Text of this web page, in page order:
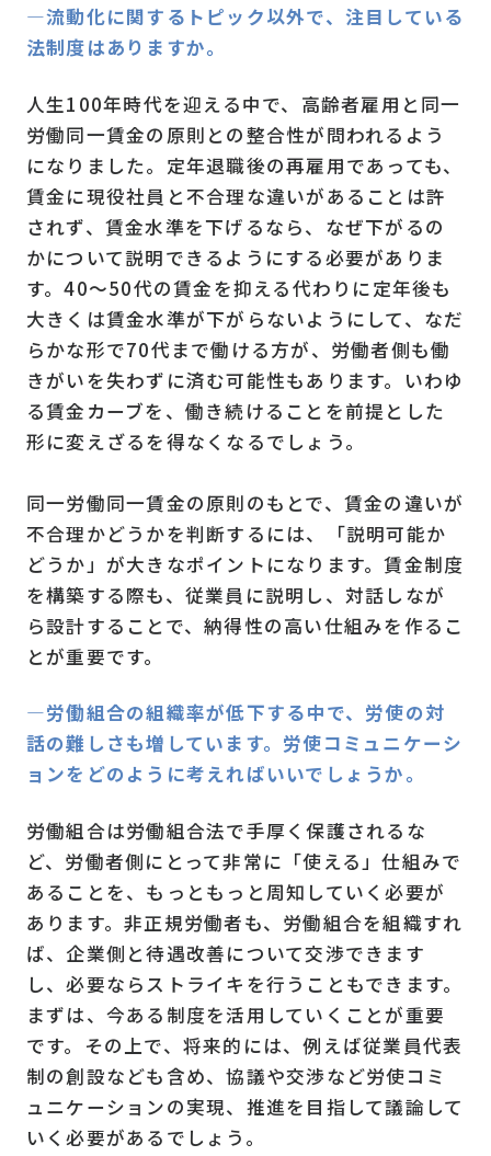
―流動化に関するトピック以外で、注目している
法制度はありますか。
人生100年時代を迎える中で、高齢者雇用と同一
労働同一賃金の原則との整合性が問われるよう
になりました。定年退職後の再雇用であっても、
賃金に現役社員と不合理な違いがあることは許
されず、賃金水準を下げるなら、なぜ下がるの
かについて説明できるようにする必要がありま
す。40～50代の賃金を抑える代わりに定年後も
大きくは賃金水準が下がらないようにして、なだ
らかな形で70代まで働ける方が、労働者側も働
きがいを失わずに済む可能性もあります。いわゆ
る賃金カーブを、働き続けることを前提とした
形に変えざるを得なくなるでしょう。
同一労働同一賃金の原則のもとで、賃金の違いが
不合理かどうかを判断するには、「説明可能か
どうか」が大きなポイントになります。賃金制度
を構築する際も、従業員に説明し、対話しなが
ら設計することで、納得性の高い仕組みを作るこ
とが重要です。
―労働組合の組織率が低下する中で、労使の対
話の難しさも増しています。労使コミュニケーシ
ョンをどのように考えればいいでしょうか。
労働組合は労働組合法で手厚く保護されるな
ど、労働者側にとって非常に「使える」仕組みで
あることを、もっともっと周知していく必要が
あります。非正規労働者も、労働組合を組織すれ
ば、企業側と待遇改善について交渉できます
し、必要ならストライキを行うこともできます。
まずは、今ある制度を活用していくことが重要
です。その上で、将来的には、例えば従業員代表
制の創設なども含め、協議や交渉など労使コミ
ュニケーションの実現、推進を目指して議論して
いく必要があるでしょう。